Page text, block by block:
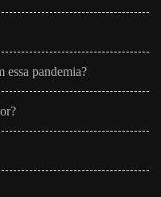
essa pandemia?